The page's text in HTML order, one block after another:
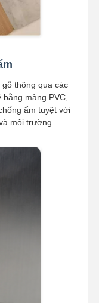
thông qua các
màng PVC,
ẩm tuyệt vời
môi trường.